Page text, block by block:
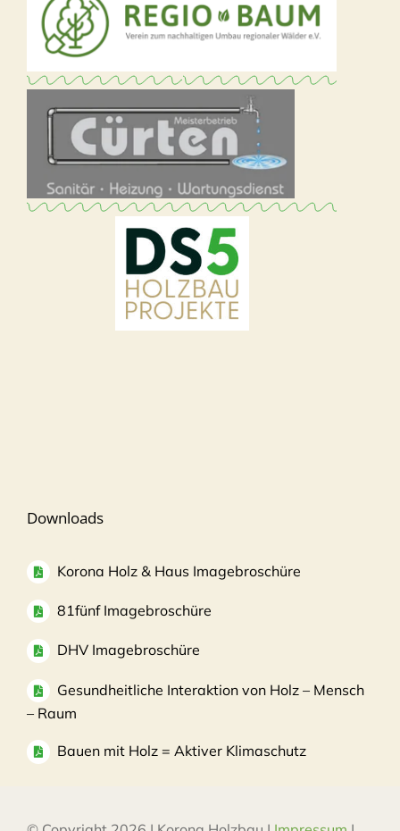
Downloads
Korona Holz & Haus Imagebroschüre
81fünf Imagebroschüre
DHV Imagebroschüre
Gesundheitliche Interaktion von Holz – Mensch
– Raum
Bauen mit Holz = Aktiver Klimaschutz